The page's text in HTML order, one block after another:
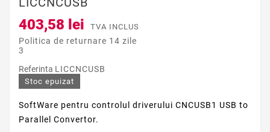
403,58 lei TVA INCLUS
Politica de returnare 14 zile
3
Referinta LICCNCUSB
Stoc epuizat
SoftWare pentru controlul driverului CNCUSB1 USB to
Parallel Convertor.